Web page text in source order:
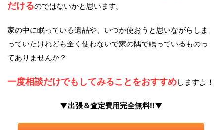
だけるのではないかと思います。
家の中に眠っている遺品や、いつか使おうと思いながらしま
っていたけれども全く使わないで家の隅で眠っているものっ
てありませんか？
一度相談だけでもしてみることをおすすめしますよ！
▼出張＆査定費用完全無料!!▼